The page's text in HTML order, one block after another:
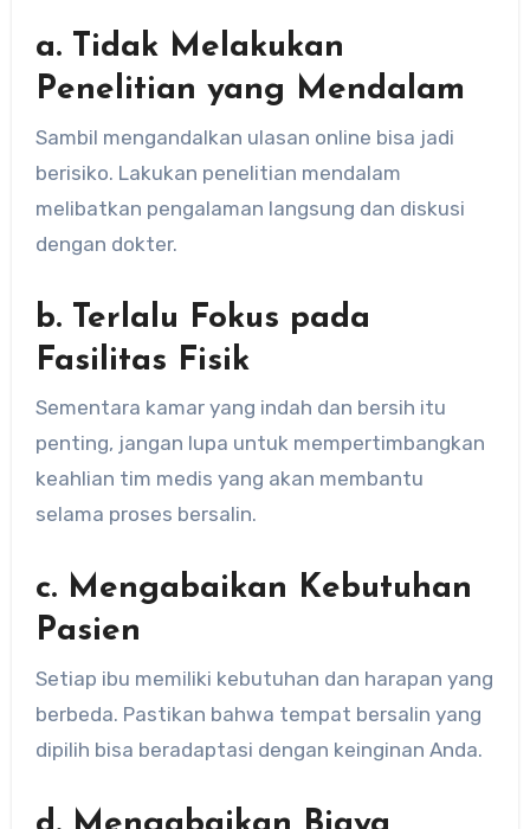
a. Tidak Melakukan
Penelitian yang Mendalam
Sambil mengandalkan ulasan online bisa jadi
berisiko. Lakukan penelitian mendalam
melibatkan pengalaman langsung dan diskusi
dengan dokter.
b. Terlalu Fokus pada
Fasilitas Fisik
Sementara kamar yang indah dan bersih itu
penting, jangan lupa untuk mempertimbangkan
keahlian tim medis yang akan membantu
selama proses bersalin.
c. Mengabaikan Kebutuhan
Pasien
Setiap ibu memiliki kebutuhan dan harapan yang
berbeda. Pastikan bahwa tempat bersalin yang
dipilih bisa beradaptasi dengan keinginan Anda.